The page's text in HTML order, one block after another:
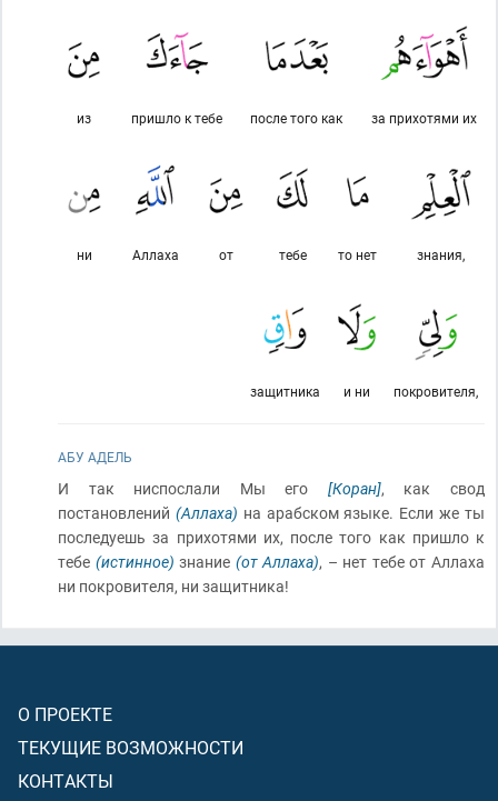
за прихотями их
после того как
пришло к тебе
из
знания,
то нет
тебе
от
Аллаха
ни
покровителя,
и ни
защитника
АБУ АДЕЛЬ
И так ниспослали Мы его [Коран], как свод
постановлений (Аллаха) на арабском языке. Если же ты
последуешь за прихотями их, после того как пришло к
тебе (истинное) знание (от Аллаха), – нет тебе от Аллаха
ни покровителя, ни защитника!
О ПРОЕКТЕ
ТЕКУЩИЕ ВОЗМОЖНОСТИ
КОНТАКТЫ